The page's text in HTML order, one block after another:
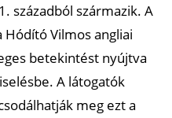
századból származik. A
Vilmos angliai
betekintést nyújtva
A látogatók
meg ezt a